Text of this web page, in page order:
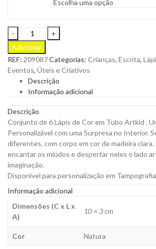
Conjunto
de
6
Lápis
de
Cor
em
Artkid
para
Personalizar
quantity
Adicionar
REF: 209087Categorias: Crianças, Escrita,
Eventos, Úteis e Criativos
Descrição
Informação adicional
Descrição
Conjunto de 6 Lápis de Cor em Tubo Artkid .
Personalizável com uma Surpresa no Interior.
diferentes, com corpo em cor de madeira clara.
encantar os miúdos e despertar neles o lado
imaginação.
Disponível para personalização em
Informação adicional
Dimensões (C x L x
A)
10 × 3 cm
Cor Natura